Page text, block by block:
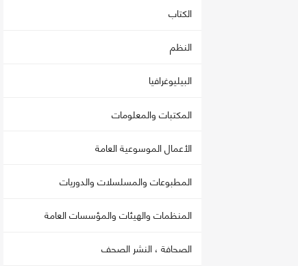
الكتاب
النظم
البيليوغرافيا
المكتبات والمعلومات
الأعمال الموسوعية العامة
المطبوعات والمسلسلات والدوريات
المنظمات والهيئات والمؤسسات العامة
الصحافة ، النشر الصحف